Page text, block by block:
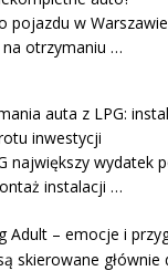
pojazdu w
na otrzymaniu …
auta z LPG:
inwestycji
największy wydatek
instalacji …
Adult – emocje i
skierowane